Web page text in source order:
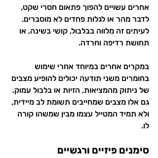
אחרים עשויים להפוך פתאום חסרי שקט,
לדבר מהר או לגלות פחדים לא מוסברים.
לעיתים זה מלווה בבלבול, קושי בשינה, או
תחושת רדיפה וחרדה.
במקרים אחרים במיוחד אחרי שימוש
בחומרים משני תודעה יכולים להופיע מצבים
של ניתוק מהמציאות, הזיות או בלבול עמוק.
גם אלו מצבים שמחייבים תשומת לב מיידית,
ולא תמיד המטייל עצמו מבין שמשהו קורה
לו.
סימנים פיזיים ורגשיים